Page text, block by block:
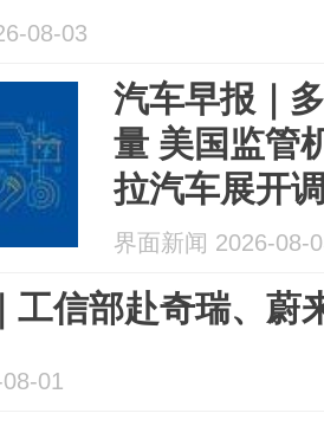
08-03
汽车早报｜
量 美国监管
拉汽车展开
界面新闻 2026-08-
工信部赴奇瑞、蔚
01